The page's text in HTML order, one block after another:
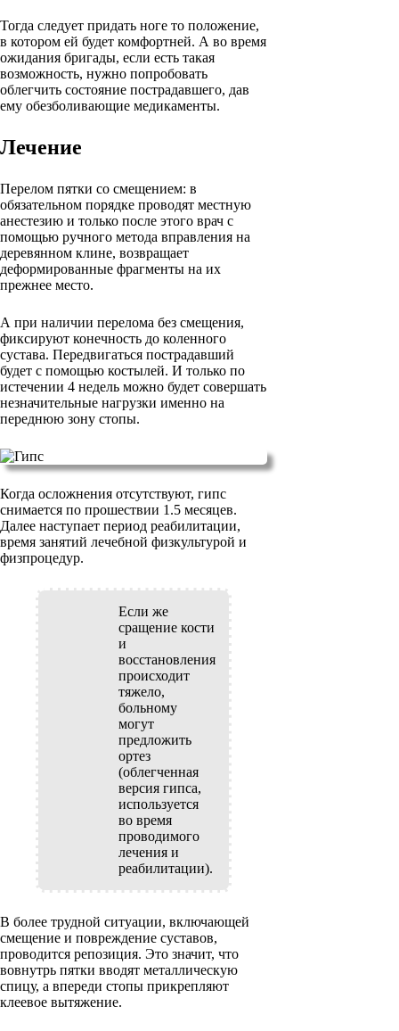
Тогда следует придать ноге то положение,
в котором ей будет комфортней. А во время
ожидания бригады, если есть такая
возможность, нужно попробовать
облегчить состояние пострадавшего, дав
ему обезболивающие медикаменты.
Лечение
Перелом пятки со смещением: в
обязательном порядке проводят местную
анестезию и только после этого врач с
помощью ручного метода вправления на
деревянном клине, возвращает
деформированные фрагменты на их
прежнее место.
А при наличии перелома без смещения,
фиксируют конечность до коленного
сустава. Передвигаться пострадавший
будет с помощью костылей. И только по
истечении 4 недель можно будет совершать
незначительные нагрузки именно на
переднюю зону стопы.
Когда осложнения отсутствуют, гипс
снимается по прошествии 1.5 месяцев.
Далее наступает период реабилитации,
время занятий лечебной физкультурой и
физпроцедур.
Если же
сращение кости
и
восстановления
происходит
тяжело,
больному
могут
предложить
ортез
(облегченная
версия гипса,
используется
во время
проводимого
лечения и
реабилитации).
В более трудной ситуации, включающей
смещение и повреждение суставов,
проводится репозиция. Это значит, что
вовнутрь пятки вводят металлическую
спицу, а впереди стопы прикрепляют
клеевое вытяжение.